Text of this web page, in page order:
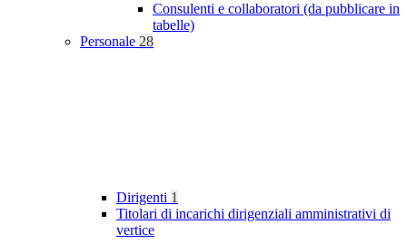
Consulenti e collaboratori (da pubblicare in
tabelle)
Personale 28
Dirigenti 1
Titolari di incarichi dirigenziali amministrativi di
vertice